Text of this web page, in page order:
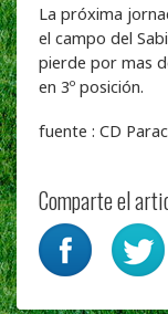
La próxima
el campo del
pierde por mas
en 3º posición.
fuente : CD
Comparte el